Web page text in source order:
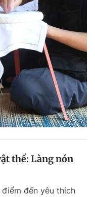
thể: Làng nón
đến yêu thích